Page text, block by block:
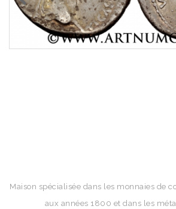
Maison spécialisée dans les monnaies de
aux années 1800 et dans les